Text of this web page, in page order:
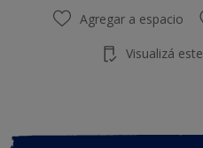
Agregar a espacio
Visualizá